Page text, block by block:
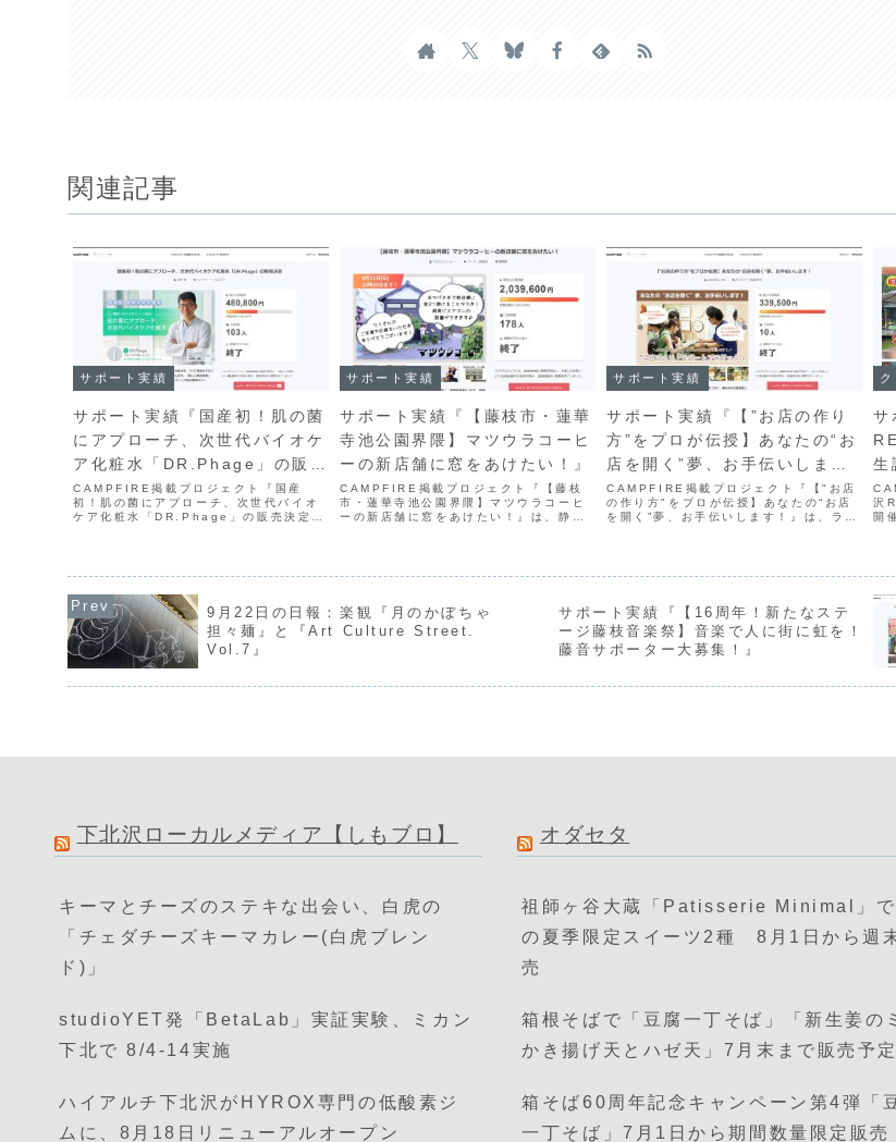
関連記事
サポート実績
サポート実績『国産初！肌の菌
にアプローチ、次世代バイオケ
ア化粧水「DR.Phage」の販売
決定』
CAMPFIRE掲載プロジェクト『国産
初！肌の菌にアプローチ、次世代バイオ
ケア化粧水「DR.Phage」の販売決定』
サポート実績
サポート実績『【藤枝市・蓮華
寺池公園界隈】マツウラコーヒ
ーの新店舗に窓をあけたい！』
CAMPFIRE掲載プロジェクト『【藤枝
市・蓮華寺池公園界隈】マツウラコーヒ
ーの新店舗に窓をあけたい！』は、静岡
サポート実績
サポート実績『【”お店の作り
方”をプロが伝授】あなたの“お
店を開く”夢、お手伝いしま
す！』
CAMPFIRE掲載プロジェクト『【"お店
の作り方"をプロが伝授】あなたの“お店
を開く”夢、お手伝いします！』は、ライ
サ
生
沢
開
9月22日の日報：楽観『月のかぼちゃ
担々麺』と『Art Culture Street.
Vol.7』
サポート実績『【16周年！新たなステ
ージ藤枝音楽祭】音楽で人に街に虹を！
藤音サポーター大募集！』
下北沢ローカルメディア【しもブロ】
キーマとチーズのステキな出会い、白虎の
「チェダチーズキーマカレー(白虎ブレン
ド)」
studioYET発「BetaLab」実証実験、ミカン
下北で 8/4-14実施
ハイアルチ下北沢がHYROX専門の低酸素ジ
ムに、8月18日リニューアルオープン
オダセタ
祖師ヶ谷大蔵「Patisserie Minimal」で
の夏季限定スイーツ2種 8月1日から週
売
箱根そばで「豆腐一丁そば」「新生姜の
かき揚げ天とハゼ天」7月末まで販売予定
箱そば60周年記念キャンペーン第4弾「
一丁そば」7月1日から期間数量限定販売